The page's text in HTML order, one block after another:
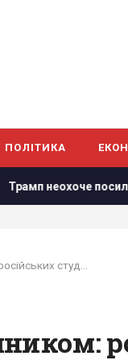
ПОЛІТИКА
тиск на РФ, але